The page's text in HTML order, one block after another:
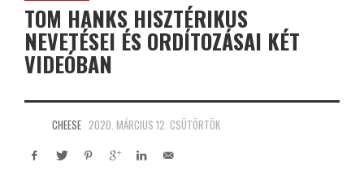
TOM HANKS HISZTÉRIKUS
NEVETÉSEI ÉS ORDÍTOZÁSAI KÉT
VIDEÓBAN
CHEESE 2020. MÁRCIUS 12. CSÜTÖRTÖK